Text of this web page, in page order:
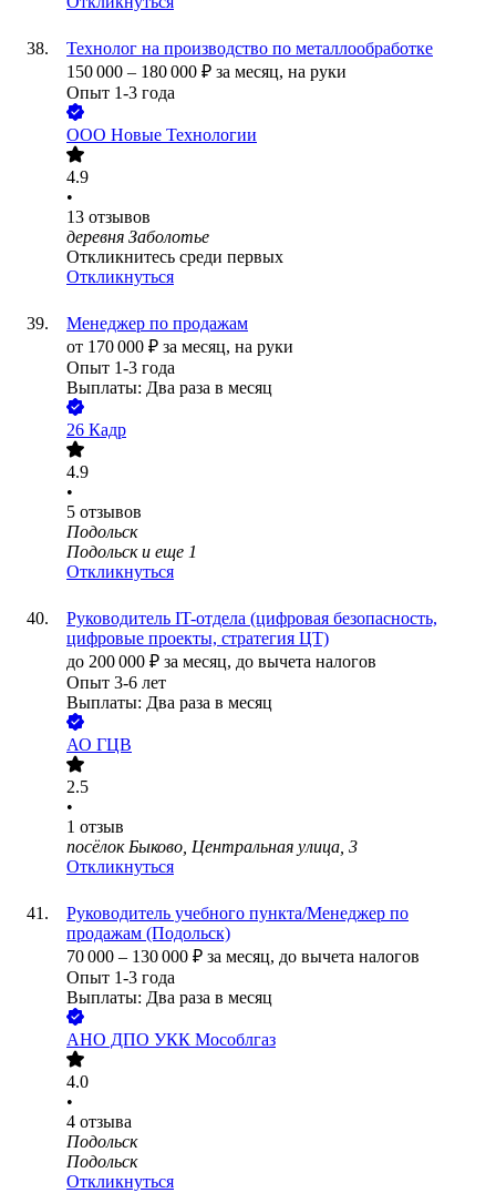
Технолог на производство по металлообработке
150 000 – 180 000 ₽ за месяц, на руки
Опыт 1-3 года
ООО Новые Технологии
4.9
•
13 отзывов
деревня Заболотье
Откликнитесь среди первых
Откликнуться
Менеджер по продажам
от 170 000 ₽ за месяц, на руки
Опыт 1-3 года
Выплаты: Два раза в месяц
26 Кадр
4.9
•
5 отзывов
Подольск
Подольск и еще 1
Откликнуться
Руководитель IT-отдела (цифровая безопасность,
цифровые проекты, стратегия ЦТ)
до 200 000 ₽ за месяц, до вычета налогов
Опыт 3-6 лет
Выплаты: Два раза в месяц
АО ГЦВ
2.5
•
1 отзыв
посёлок Быково, Центральная улица, 3
Откликнуться
Руководитель учебного пункта/Менеджер по
продажам (Подольск)
70 000 – 130 000 ₽ за месяц, до вычета налогов
Опыт 1-3 года
Выплаты: Два раза в месяц
АНО ДПО УКК Мособлгаз
4.0
•
4 отзыва
Подольск
Подольск
Откликнуться